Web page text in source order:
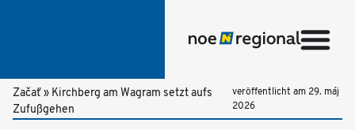
Začať» Kirchberg am Wagram setzt aufs
Zufußgehen
veröffentlicht am 29. máj
2026